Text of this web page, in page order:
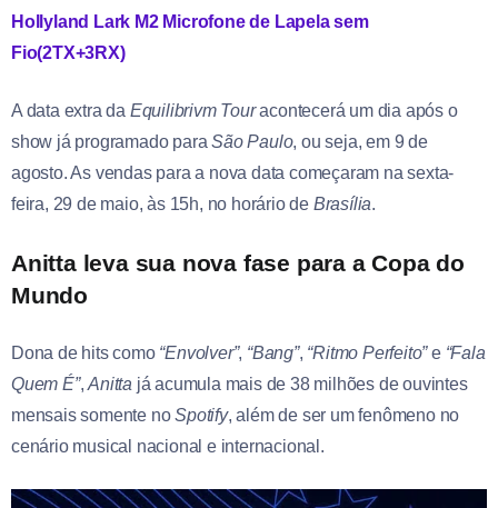
Hollyland Lark M2 Microfone de Lapela sem
Fio(2TX+3RX)
A data extra da Equilibrivm Touracontecerá um dia após o
show já programado paraSão Paulo, ou seja, em 9 de
agosto. As vendas para a nova data começaram na sexta-
feira, 29 de maio, às 15h, no horário de Brasília.
Anitta leva sua nova fase para a Copa do
Mundo
Dona de hits como “Envolver”, “Bang”, “Ritmo Perfeito”e “Fala
Quem É”,Anitta já acumula mais de 38 milhões de ouvintes
mensais somente noSpotify, além de ser um fenômeno no
cenário musical nacional e internacional.